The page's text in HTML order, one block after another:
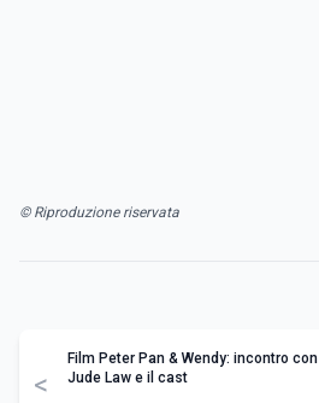
© Riproduzione riservata
<
Film Peter Pan & Wendy: incontro con
Jude Law e il cast